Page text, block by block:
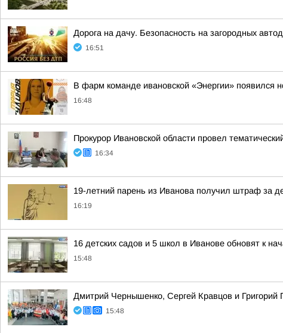
Дорога на дачу. Безопасность на загородных
16:51
В фарм команде ивановской «Энергии» появился
16:48
Прокурор Ивановской области провел
16:34
19-летний парень из Иванова получил штраф за
16:19
16 детских садов и 5 школ в Иванове обновят к
15:48
Дмитрий Чернышенко, Сергей Кравцов и Григорий
15:48